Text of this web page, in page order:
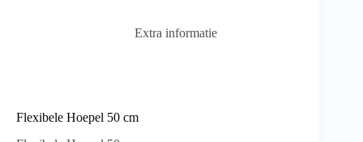
Extra informatie
Flexibele Hoepel 50 cm